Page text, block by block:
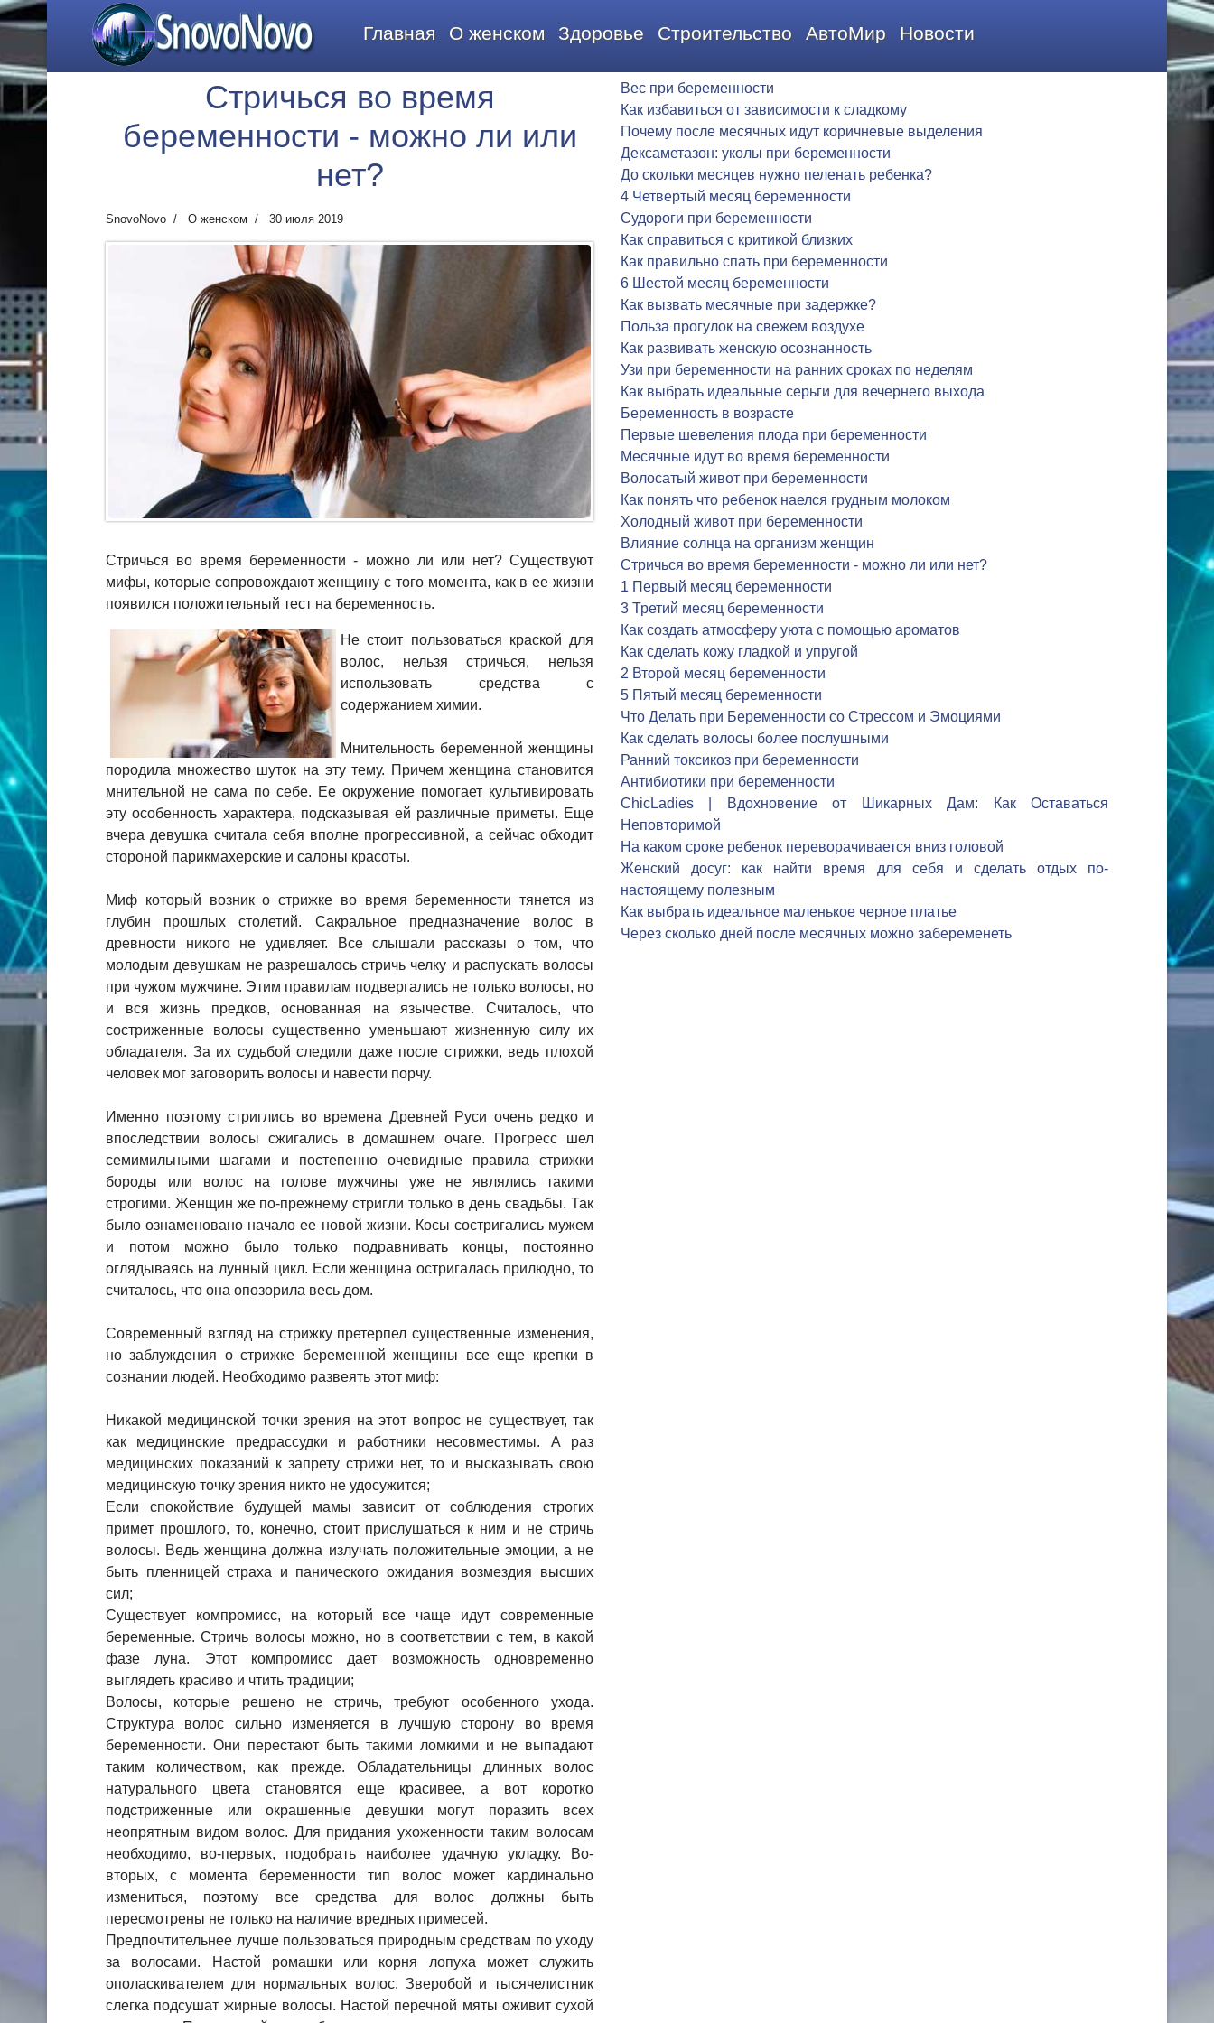
SnovoNovo Главная О женском Здоровье Строительство АвтоМир Новости
Стричься во время
беременности - можно ли или
нет?
SnovoNovo О женском 30 июля 2019
Стричься во время беременности - можно ли или нет? Существуют
мифы, которые сопровождают женщину с того момента, как в ее жизни
появился положительный тест на беременность.
Не стоит пользоваться краской для
волос, нельзя стричься, нельзя
использовать средства с
содержанием химии.
Мнительность беременной женщины
породила множество шуток на эту тему. Причем женщина становится
мнительной не сама по себе. Ее окружение помогает культивировать
эту особенность характера, подсказывая ей различные приметы. Еще
вчера девушка считала себя вполне прогрессивной, а сейчас обходит
стороной парикмахерские и салоны красоты.
Миф который возник о стрижке во время беременности тянется из
глубин прошлых столетий. Сакральное предназначение волос в
древности никого не удивляет. Все слышали рассказы о том, что
молодым девушкам не разрешалось стричь челку и распускать волосы
при чужом мужчине. Этим правилам подвергались не только волосы, но
и вся жизнь предков, основанная на язычестве. Считалось, что
состриженные волосы существенно уменьшают жизненную силу их
обладателя. За их судьбой следили даже после стрижки, ведь плохой
человек мог заговорить волосы и навести порчу.
Именно поэтому стриглись во времена Древней Руси очень редко и
впоследствии волосы сжигались в домашнем очаге. Прогресс шел
семимильными шагами и постепенно очевидные правила стрижки
бороды или волос на голове мужчины уже не являлись такими
строгими. Женщин же по-прежнему стригли только в день свадьбы. Так
было ознаменовано начало ее новой жизни. Косы состригались мужем
и потом можно было только подравнивать концы, постоянно
оглядываясь на лунный цикл. Если женщина остригалась прилюдно, то
считалось, что она опозорила весь дом.
Современный взгляд на стрижку претерпел существенные изменения,
но заблуждения о стрижке беременной женщины все еще крепки в
сознании людей. Необходимо развеять этот миф:
Никакой медицинской точки зрения на этот вопрос не существует, так
как медицинские предрассудки и работники несовместимы. А раз
медицинских показаний к запрету стрижи нет, то и высказывать свою
медицинскую точку зрения никто не удосужится;
Если спокойствие будущей мамы зависит от соблюдения строгих
примет прошлого, то, конечно, стоит прислушаться к ним и не стричь
волосы. Ведь женщина должна излучать положительные эмоции, а не
быть пленницей страха и панического ожидания возмездия высших
сил;
Существует компромисс, на который все чаще идут современные
беременные. Стричь волосы можно, но в соответствии с тем, в какой
фазе луна. Этот компромисс дает возможность одновременно
выглядеть красиво и чтить традиции;
Волосы, которые решено не стричь, требуют особенного ухода.
Структура волос сильно изменяется в лучшую сторону во время
беременности. Они перестают быть такими ломкими и не выпадают
таким количеством, как прежде. Обладательницы длинных волос
натурального цвета становятся еще красивее, а вот коротко
подстриженные или окрашенные девушки могут поразить всех
неопрятным видом волос. Для придания ухоженности таким волосам
необходимо, во-первых, подобрать наиболее удачную укладку. Во-
вторых, с момента беременности тип волос может кардинально
измениться, поэтому все средства для волос должны быть
пересмотрены не только на наличие вредных примесей.
Предпочтительнее лучше пользоваться природным средствам по уходу
за волосами. Настой ромашки или корня лопуха может служить
ополаскивателем для нормальных волос. Зверобой и тысячелистник
слегка подсушат жирные волосы. Настой перечной мяты оживит сухой
Вес при беременности
Как избавиться от зависимости к сладкому
Почему после месячных идут коричневые выделения
Дексаметазон: уколы при беременности
До скольки месяцев нужно пеленать ребенка?
4 Четвертый месяц беременности
Судороги при беременности
Как справиться с критикой близких
Как правильно спать при беременности
6 Шестой месяц беременности
Как вызвать месячные при задержке?
Польза прогулок на свежем воздухе
Как развивать женскую осознанность
Узи при беременности на ранних сроках по неделям
Как выбрать идеальные серьги для вечернего выхода
Беременность в возрасте
Первые шевеления плода при беременности
Месячные идут во время беременности
Волосатый живот при беременности
Как понять что ребенок наелся грудным молоком
Холодный живот при беременности
Влияние солнца на организм женщин
Стричься во время беременности - можно ли или нет?
1 Первый месяц беременности
3 Третий месяц беременности
Как создать атмосферу уюта с помощью ароматов
Как сделать кожу гладкой и упругой
2 Второй месяц беременности
5 Пятый месяц беременности
Что Делать при Беременности со Стрессом и Эмоциями
Как сделать волосы более послушными
Ранний токсикоз при беременности
Антибиотики при беременности
ChicLadies | Вдохновение от Шикарных Дам: Как Оставаться
Неповторимой
На каком сроке ребенок переворачивается вниз головой
Женский досуг: как найти время для себя и сделать отдых по-
настоящему полезным
Как выбрать идеальное маленькое черное платье
Через сколько дней после месячных можно забеременеть